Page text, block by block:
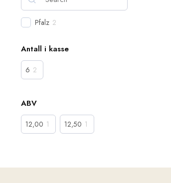
Pfalz 2
Antall i kasse
6 2
ABV
12,00 1 12,50 1